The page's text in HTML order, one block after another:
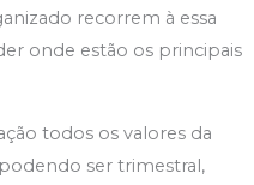
recorrem à essa
onde estão os principais
todos os valores da
ser trimestral,